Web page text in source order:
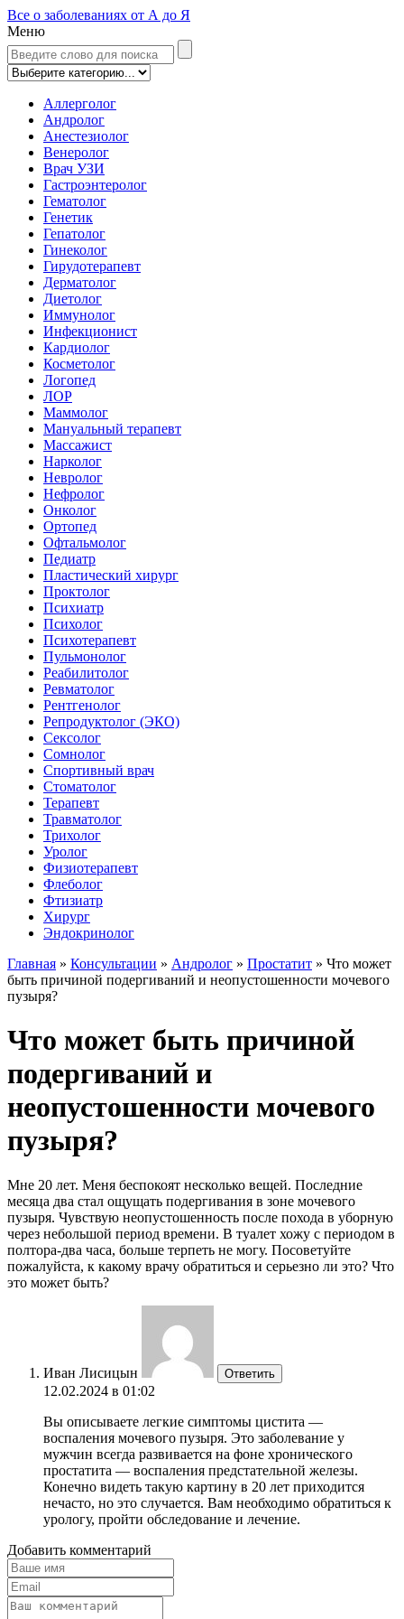
Все о заболеваниях от А до Я
Меню
Аллерголог
Андролог
Анестезиолог
Венеролог
Врач УЗИ
Гастроэнтеролог
Гематолог
Генетик
Гепатолог
Гинеколог
Гирудотерапевт
Дерматолог
Диетолог
Иммунолог
Инфекционист
Кардиолог
Косметолог
Логопед
ЛОР
Маммолог
Мануальный терапевт
Массажист
Нарколог
Невролог
Нефролог
Онколог
Ортопед
Офтальмолог
Педиатр
Пластический хирург
Проктолог
Психиатр
Психолог
Психотерапевт
Пульмонолог
Реабилитолог
Ревматолог
Рентгенолог
Репродуктолог (ЭКО)
Сексолог
Сомнолог
Спортивный врач
Стоматолог
Терапевт
Травматолог
Трихолог
Уролог
Физиотерапевт
Флеболог
Фтизиатр
Хирург
Эндокринолог
Главная » Консультации » Андролог » Простатит » Что может
быть причиной подергиваний и неопустошенности мочевого
пузыря?
Что может быть причиной
подергиваний и
неопустошенности мочевого
пузыря?
Мне 20 лет. Меня беспокоят несколько вещей. Последние
месяца два стал ощущать подергивания в зоне мочевого
пузыря. Чувствую неопустошенность после похода в уборную
через небольшой период времени. В туалет хожу с периодом в
полтора-два часа, больше терпеть не могу. Посоветуйте
пожалуйста, к какому врачу обратиться и серьезно ли это? Что
это может быть?
Иван Лисицын Ответить
12.02.2024 в 01:02
Вы описываете легкие симптомы цистита —
воспаления мочевого пузыря. Это заболевание у
мужчин всегда развивается на фоне хронического
простатита — воспаления предстательной железы.
Конечно видеть такую картину в 20 лет приходится
нечасто, но это случается. Вам необходимо обратиться к
урологу, пройти обследование и лечение.
Добавить комментарий